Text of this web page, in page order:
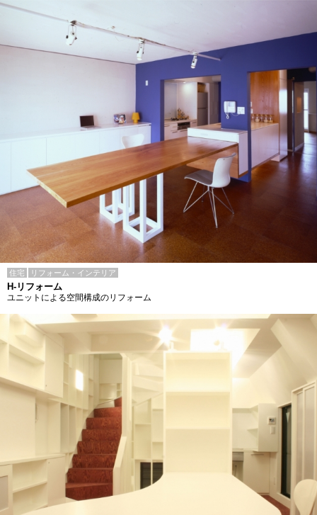
住宅 リフォーム・インテリア
H-リフォーム
ユニットによる空間構成のリフォーム